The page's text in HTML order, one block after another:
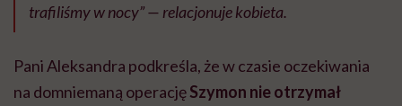
trafiliśmy w nocy” — relacjonuje kobieta.
Pani Aleksandra podkreśla, że w czasie oczekiwania
na domniemaną operacjęSzymon nie otrzymał